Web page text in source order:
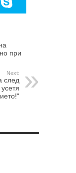
при
Next:
след